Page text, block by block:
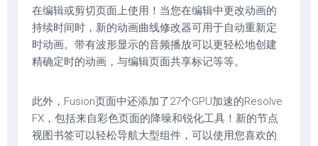
在编辑或剪切页面上使用！当您在编辑中更改动画的
持续时间时，新的动画曲线修改器可用于自动重新定
时动画。带有波形显示的音频播放可以更轻松地创建
精确定时的动画，与编辑页面共享标记等等。
此外，Fusion页面中还添加了27个GPU加速的Resolve
FX，包括来自彩色页面的降噪和锐化工具！新的节点
视图书签可以轻松导航大型组件，可以使用您喜欢的